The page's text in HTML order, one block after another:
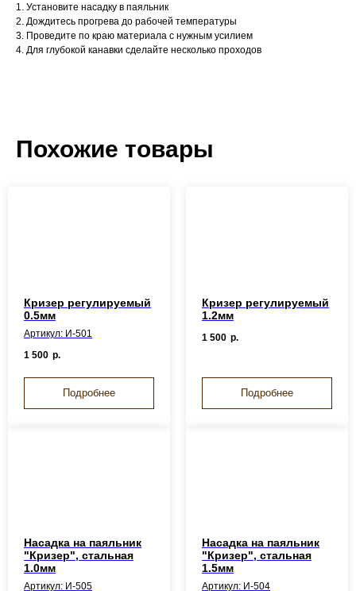
1. Установите насадку в паяльник
2. Дождитесь прогрева до рабочей температуры
3. Проведите по краю материала с нужным усилием
4. Для глубокой канавки сделайте несколько проходов
Похожие товары
Кризер регулируемый
0.5мм
Артикул: И-501
1 500 р.
Подробнее
Кризер регулируемый
1.2мм
1 500 р.
Подробнее
Насадка на паяльник
"Кризер", стальная
1.0мм
Артикул: И-505
Насадка на паяльник
"Кризер", стальная
1.5мм
Артикул: И-504